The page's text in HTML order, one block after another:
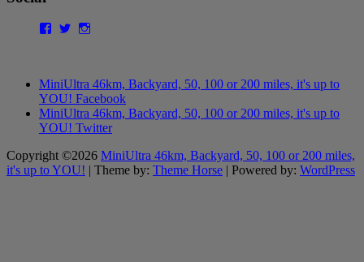
Facebook
Twitter
MiniUltra 46km, Backyard, 50, 100 or 200 miles, it's up to
YOU! Facebook
MiniUltra 46km, Backyard, 50, 100 or 200 miles, it's up to
YOU! Twitter
Copyright ©2026 MiniUltra 46km, Backyard, 50, 100 or 200 miles,
it's up to YOU! | Theme by: Theme Horse | Powered by: WordPress